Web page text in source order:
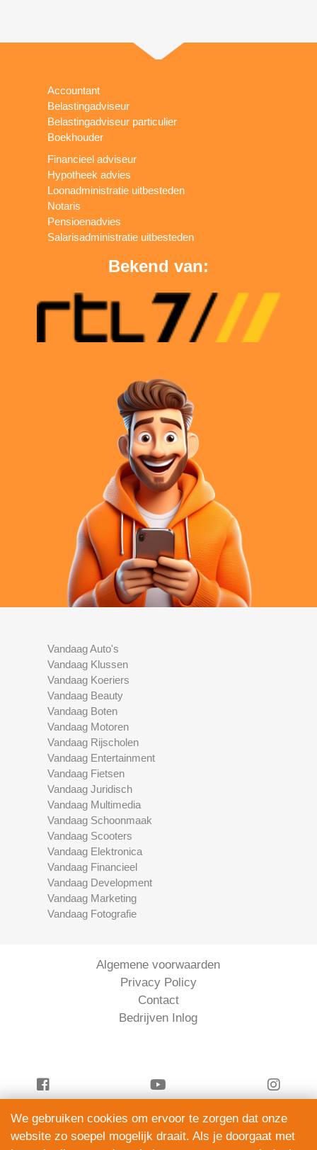
Accountant
Belastingadviseur
Belastingadviseur particulier
Boekhouder
Financieel adviseur
Hypotheek advies
Loonadministratie uitbesteden
Notaris
Pensioenadvies
Salarisadministratie uitbesteden
Bekend van:
Vandaag Auto's
Vandaag Klussen
Vandaag Koeriers
Vandaag Beauty
Vandaag Boten
Vandaag Motoren
Vandaag Rijscholen
Vandaag Entertainment
Vandaag Fietsen
Vandaag Juridisch
Vandaag Multimedia
Vandaag Schoonmaak
Vandaag Scooters
Vandaag Elektronica
Vandaag Financieel
Vandaag Development
Vandaag Marketing
Vandaag Fotografie
Algemene voorwaarden
Privacy Policy
Contact
Bedrijven Inlog
Vandaag Financieel is onderdeel van
We gebruiken cookies om ervoor te zorgen dat onze
website zo soepel mogelijk draait. Als je doorgaat met